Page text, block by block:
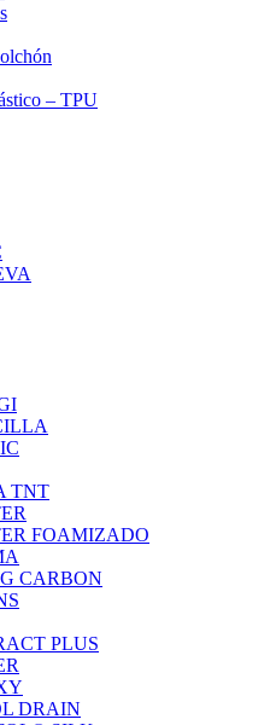
– TPU
TNT
FOAMIZADO
CARBON
PLUS
DRAIN